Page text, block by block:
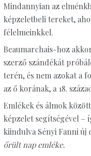
Mindannyian az
képzeletbeli tereket,
félelmeinkkel.
Beaumarchais-hoz
szerző szándékát
terén, és nem azokat a
az ő korának, a 18.
Emlékek és álmok
képzelet segítségével –
kiindulva Sényi Fanni új
őrült nap emléke.